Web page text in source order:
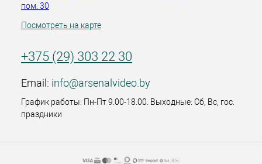
пом. 30
Посмотреть на карте
+375 (29) 303 22 30
Email: info@arsenalvideo.by
График работы: Пн-Пт 9.00-18.00. Выходные: Сб, Вс, гос.
праздники